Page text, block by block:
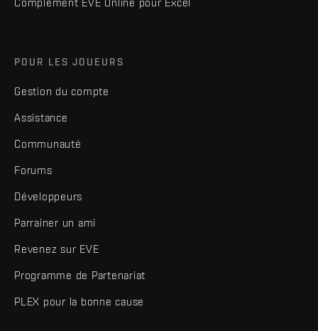
POUR LES JOUEURS
Gestion du compte
Assistance
Communauté
Forums
Développeurs
Parrainer un ami
Revenez sur EVE
Programme de Partenariat
PLEX pour la bonne cause